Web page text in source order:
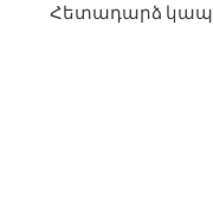
Հետադարձ կապ